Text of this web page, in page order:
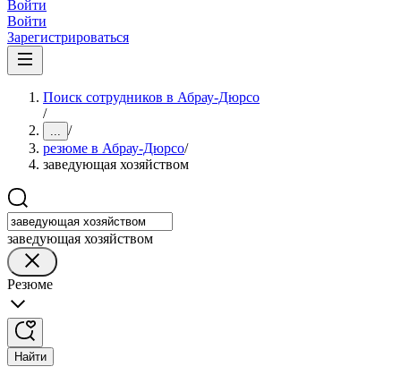
Войти
Войти
Зарегистрироваться
Поиск сотрудников в Абрау-Дюрсо
/
... /
резюме в Абрау-Дюрсо/
заведующая хозяйством
заведующая хозяйством
Резюме
Найти